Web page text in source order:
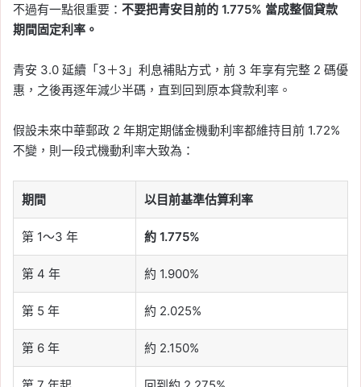
不過有一點很重要： 不要把青安目前的 1.775% 當成整個貸款
期間固定利率。
青安 3.0 延續「3＋3」利息補貼方式，前 3 年享有完整 2 碼優
惠，之後再逐年減少半碼，直到回到原本貸款利率。
假設未來中華郵政 2 年期定期儲金機動利率都維持目前 1.72%
不變，則一段式機動利率大致為：
期間 以目前基準估算利率
第 1～3 年 約 1.775%
第 4 年 約 1.900%
第 5 年 約 2.025%
第 6 年 約 2.150%